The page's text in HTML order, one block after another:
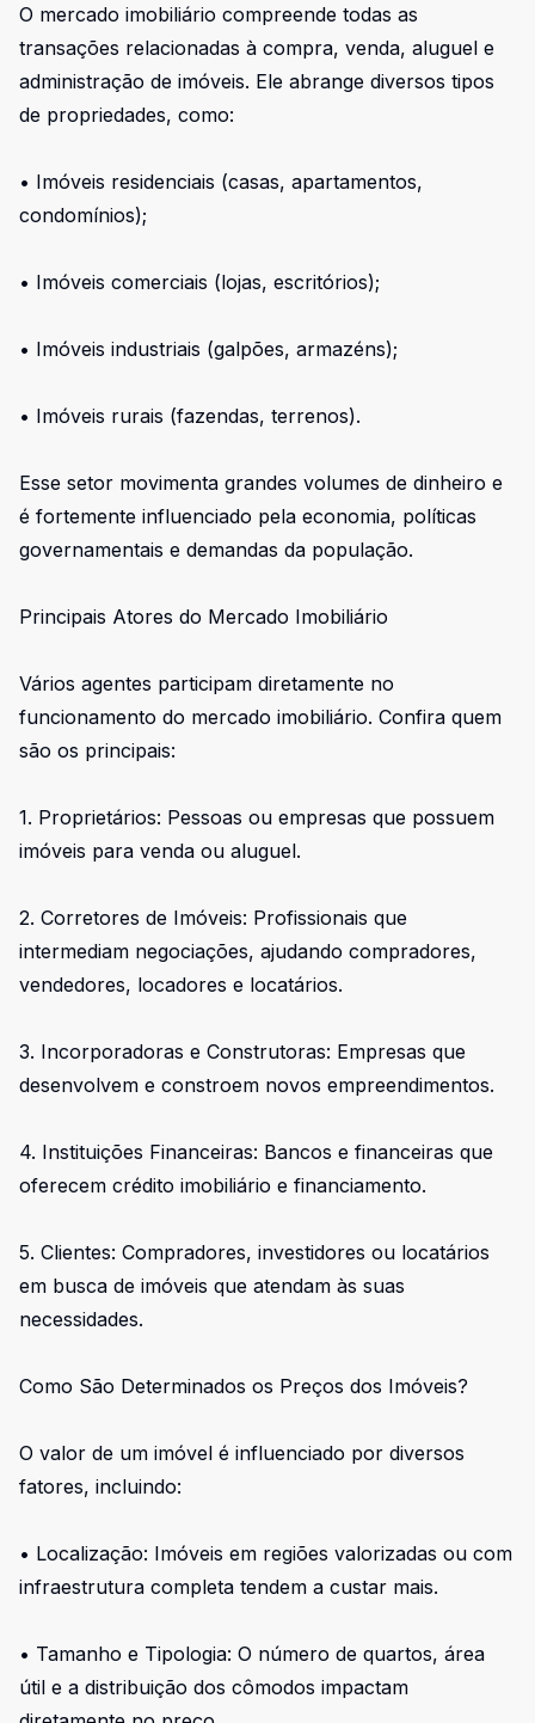
O mercado imobiliário compreende todas as
transações relacionadas à compra, venda, aluguel e
administração de imóveis. Ele abrange diversos tipos
de propriedades, como:
• Imóveis residenciais (casas, apartamentos,
condomínios);
• Imóveis comerciais (lojas, escritórios);
• Imóveis industriais (galpões, armazéns);
• Imóveis rurais (fazendas, terrenos).
Esse setor movimenta grandes volumes de dinheiro e
é fortemente influenciado pela economia, políticas
governamentais e demandas da população.
Principais Atores do Mercado Imobiliário
Vários agentes participam diretamente no
funcionamento do mercado imobiliário. Confira quem
são os principais:
1. Proprietários: Pessoas ou empresas que possuem
imóveis para venda ou aluguel.
2. Corretores de Imóveis: Profissionais que
intermediam negociações, ajudando compradores,
vendedores, locadores e locatários.
3. Incorporadoras e Construtoras: Empresas que
desenvolvem e constroem novos empreendimentos.
4. Instituições Financeiras: Bancos e financeiras que
oferecem crédito imobiliário e financiamento.
5. Clientes: Compradores, investidores ou locatários
em busca de imóveis que atendam às suas
necessidades.
Como São Determinados os Preços dos Imóveis?
O valor de um imóvel é influenciado por diversos
fatores, incluindo:
• Localização: Imóveis em regiões valorizadas ou com
infraestrutura completa tendem a custar mais.
• Tamanho e Tipologia: O número de quartos, área
útil e a distribuição dos cômodos impactam